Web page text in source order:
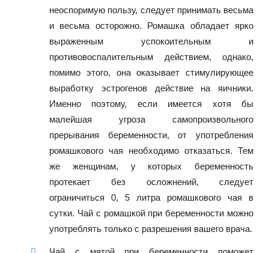
неоспоримую пользу, следует принимать весьма
и весьма осторожно. Ромашка обладает ярко
выраженным успокоительным и
противовоспалительным действием, однако,
помимо этого, она оказывает стимулирующее
выработку эстрогенов действие на яичники.
Именно поэтому, если имеется хотя бы
малейшая угроза самопроизвольного
прерывания беременности, от употребления
ромашкового чая необходимо отказаться. Тем
же женщинам, у которых беременность
протекает без осложнений, следует
ограничиться 0, 5 литра ромашкового чая в
сутки. Чай с ромашкой при беременности можно
употреблять только с разрешения вашего врача.